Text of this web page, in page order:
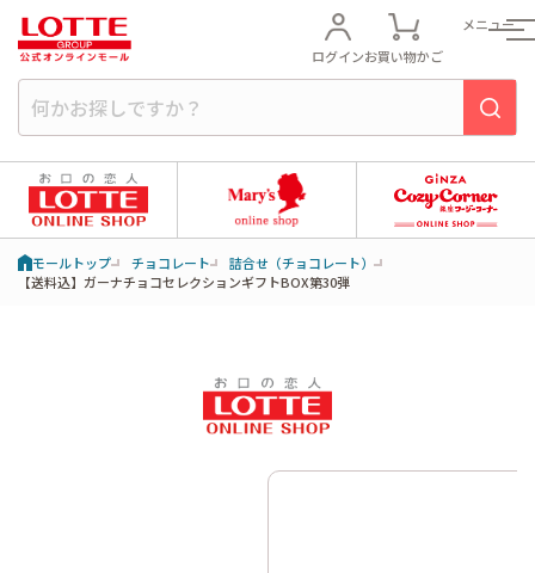
ログインお買い物かご
メニュー
モールトップ チョコレート
詰合せ（チョコレート）
【送料込】ガーナチョコセレクションギフトBOX第30弾